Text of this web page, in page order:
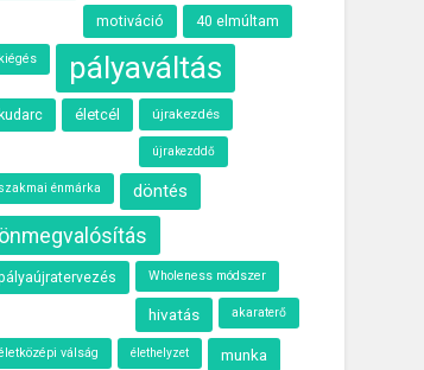
motiváció 40 elmúltam
kiégés pályaváltás
kudarc életcél újrakezdés
újrakezddő
szakmai énmárka döntés
önmegvalósítás
Wholeness módszer
hivatás akaraterő
válság élethelyzet munka